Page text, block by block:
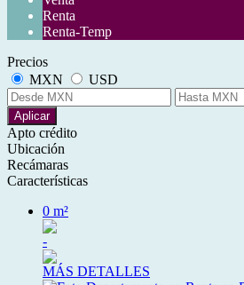
Renta
Renta-Temp
Precios
MXN
USD
Aplicar
Apto crédito
Ubicación
Recámaras
Características
0 m²
-
MÁS DETALLES